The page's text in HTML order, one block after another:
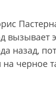
вызывает
назад,
черное